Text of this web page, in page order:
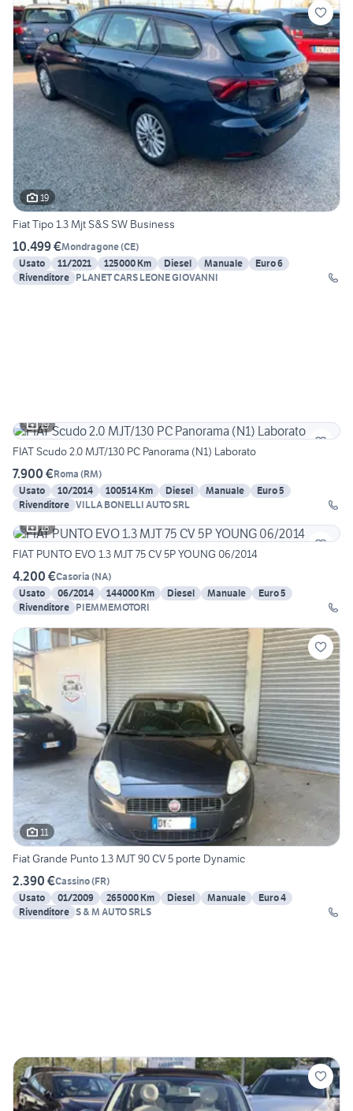
19
Fiat Tipo 1.3 Mjt S&S SW Business
10.499 €Mondragone(CE)
Usato
11/2021 125000 Km Diesel Manuale
Euro 6
Rivenditore PLANET CARS LEONE GIOVANNI
19
FIAT Scudo 2.0 MJT/130 PC Panorama (N1) Laborato
7.900 €Roma (RM)
Usato
10/2014 100514 Km Diesel Manuale
Euro 5
Rivenditore VILLA BONELLI AUTO SRL
18
FIAT PUNTO EVO 1.3 MJT 75 CV 5P YOUNG 06/2014
4.200 €Casoria (NA)
Usato
06/2014 144000 Km Diesel Manuale
Euro 5
Rivenditore PIEMMEMOTORI
11
Fiat Grande Punto 1.3 MJT 90 CV 5 porte Dynamic
2.390 €Cassino(FR)
Usato
01/2009 265000 Km Diesel Manuale
Euro 4
Rivenditore S & M AUTO SRLS